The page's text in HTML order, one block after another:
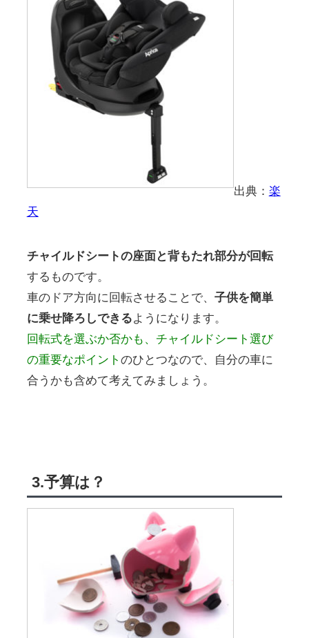
出典： 楽
天
チャイルドシートの座面と背もたれ部分が回転
するものです。
車のドア方向に回転させることで、 子供を簡単
に乗せ降ろしできるようになります。
回転式を選ぶか否かも、チャイルドシート選び
の重要なポイント のひとつなので、自分の車に
合うかも含めて考えてみましょう。
3.予算は？